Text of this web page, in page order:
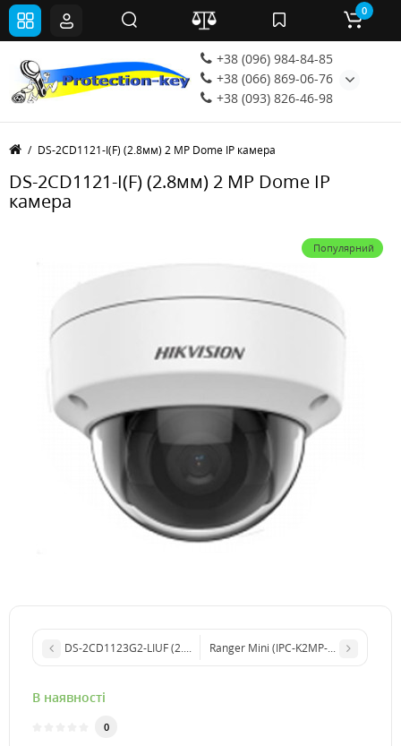
+38 (096) 984-84-85
+38 (066) 869-06-76
+38 (093) 826-46-98
0
DS-2CD1121-I(F) (2.8мм) 2 MP Dome IP камера
DS-2CD1121-I(F) (2.8мм) 2 MP Dome IP
камера
Популярний
DS-2CD1123G2-LIUF (2.8мм) 2 МП Smart Hybrid Light IP67 з
Ranger Mini (IPC-K2MP-5H1WE) 5МП
В наявності
0